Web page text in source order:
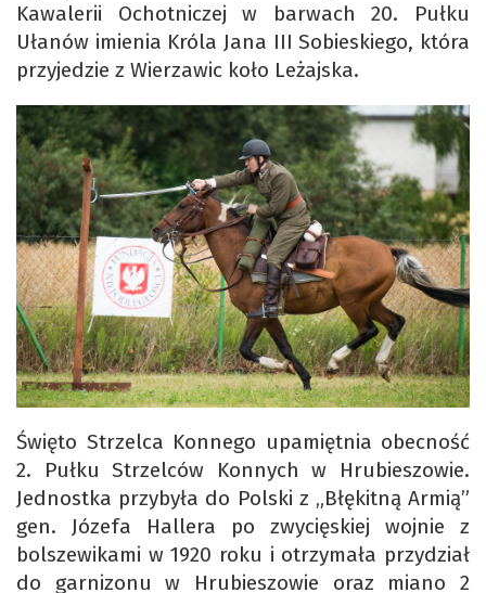
Kawalerii Ochotniczej w barwach 20. Pułku
Ułanów imienia Króla Jana III Sobieskiego, która
przyjedzie z Wierzawic koło Leżajska.
Święto Strzelca Konnego upamiętnia obecność
2. Pułku Strzelców Konnych w Hrubieszowie.
Jednostka przybyła do Polski z „Błękitną Armią”
gen. Józefa Hallera po zwycięskiej wojnie z
bolszewikami w 1920 roku i otrzymała przydział
do garnizonu w Hrubieszowie oraz miano 2